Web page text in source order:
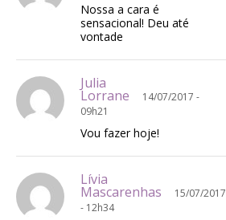
Nossa a cara é
sensacional! Deu até
vontade
Julia
Lorrane
14/07/2017 -
09h21
Vou fazer hoje!
Lívia
Mascarenhas
15/07/2017
- 12h34